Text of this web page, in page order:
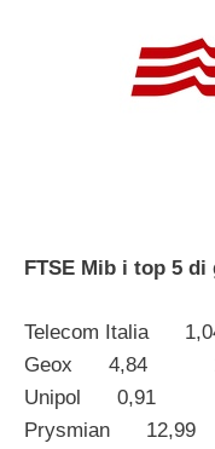
FTSE Mib i top 5 di
Telecom Italia
Geox 4,84
Unipol 0,91
Prysmian